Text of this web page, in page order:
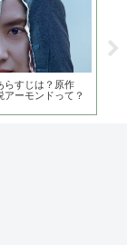
らすじは？原作
アーモンドって？